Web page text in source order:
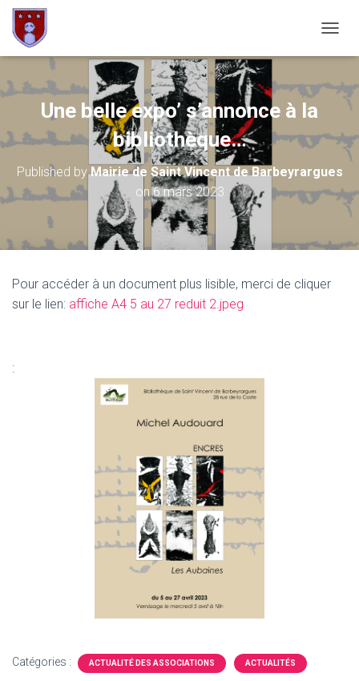
Une belle expo’ s’annonce à la
bibliothèque…
Published byMairie de Saint Vincent de Barbeyrargues
on6 mars 2023
Pour accéder à un document plus lisible, merci de cliquer
sur le lien: affiche A4 5 au 27 reduit 2.jpeg
:
Catégories : ACTUALITÉ DES ASSOCIATIONS ACTUALITÉS